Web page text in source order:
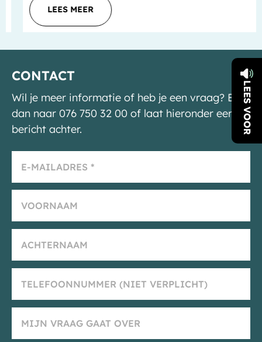
LEES MEER
CONTACT
Wil je meer informatie of heb je een vraag? Bel
dan naar 076 750 32 00 of laat hieronder een
bericht achter.
LEES VOOR